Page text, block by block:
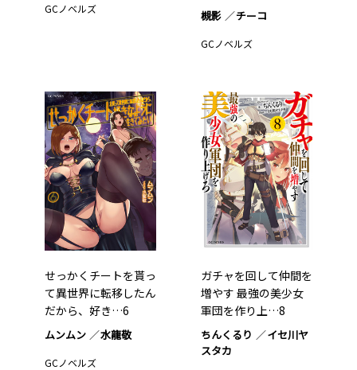
GCノベルズ 槻影 チーコ
GCノベルズ
せっかくチートを貰っ
て異世界に転移したん
だから、好き…6
ムンムン 水龍敬
GCノベルズ
ガチャを回して仲間を
増やす 最強の美少女
軍団を作り上…8
ちんくるり
イセ川ヤ
スタカ